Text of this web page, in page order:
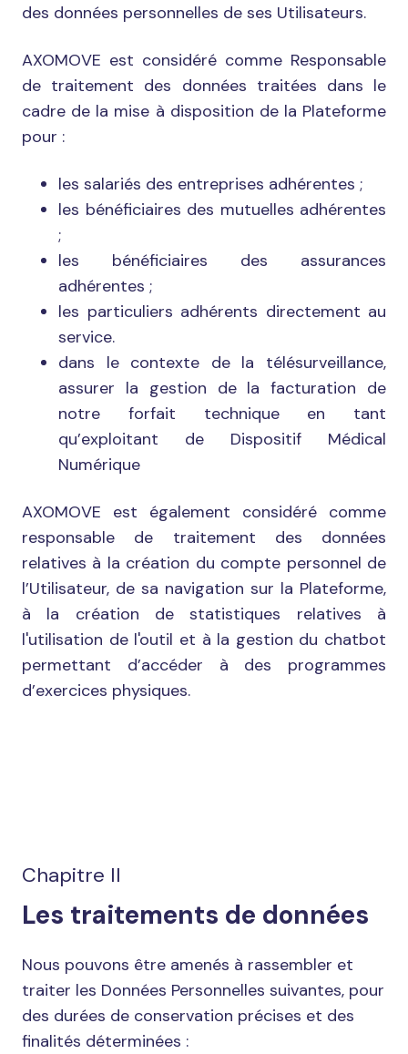
des données personnelles de ses Utilisateurs.
AXOMOVE est considéré comme Responsable
de traitement des données traitées dans le
cadre de la mise à disposition de la Plateforme
pour :
les salariés des entreprises adhérentes ;
les bénéficiaires des mutuelles adhérentes
;
les bénéficiaires des assurances
adhérentes ;
les particuliers adhérents directement au
service.
dans le contexte de la télésurveillance,
assurer la gestion de la facturation de
notre forfait technique en tant
qu’exploitant de Dispositif Médical
Numérique
AXOMOVE est également considéré comme
responsable de traitement des données
relatives à la création du compte personnel de
l’Utilisateur, de sa navigation sur la Plateforme,
à la création de statistiques relatives à
l'utilisation de l'outil et à la gestion du chatbot
permettant d’accéder à des programmes
d’exercices physiques.
Chapitre II
Les traitements de données
Nous pouvons être amenés à rassembler et
traiter les Données Personnelles suivantes, pour
des durées de conservation précises et des
finalités déterminées :